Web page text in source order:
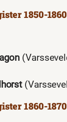
1850-1860
1860-1870